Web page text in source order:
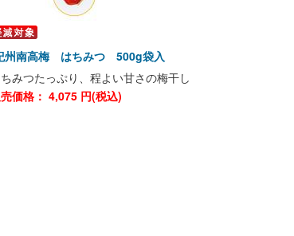
州南高梅 はちみつ 500g袋入
みつたっぷり、程よい甘さの梅干し
価格： 4,075 円(税込)